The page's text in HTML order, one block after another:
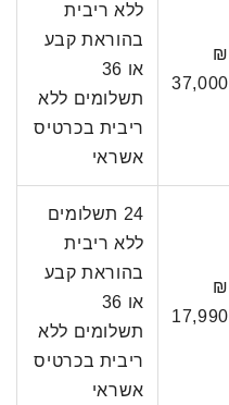
₪
37,000
ללא ריבית
בהוראת קבע
או 36
תשלומים ללא
ריבית בכרטיס
אשראי
₪
17,990
24 תשלומים
ללא ריבית
בהוראת קבע
או 36
תשלומים ללא
ריבית בכרטיס
אשראי